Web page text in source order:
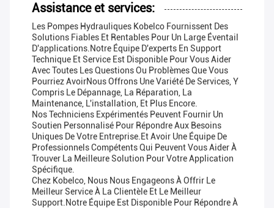
Assistance et services:
Les Pompes Hydrauliques Kobelco Fournissent Des
Solutions Fiables Et Rentables Pour Un Large Éventail
D'applications.Notre Équipe D'experts En Support
Technique Et Service Est Disponible Pour Vous Aider
Avec Toutes Les Questions Ou Problèmes Que Vous
Pourriez AvoirNous Offrons Une Variété De Services, Y
Compris Le Dépannage, La Réparation, La
Maintenance, L'installation, Et Plus Encore.
Nos Techniciens Expérimentés Peuvent Fournir Un
Soutien Personnalisé Pour Répondre Aux Besoins
Uniques De Votre Entreprise.et Avoir Une Équipe De
Professionnels Compétents Qui Peuvent Vous Aider À
Trouver La Meilleure Solution Pour Votre Application
Spécifique.
Chez Kobelco, Nous Nous Engageons À Offrir Le
Meilleur Service À La Clientèle Et Le Meilleur
Support.Notre Équipe Est Disponible Pour Répondre À